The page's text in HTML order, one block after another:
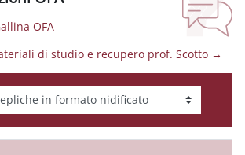
OFA
di studio e recupero prof. Scotto →